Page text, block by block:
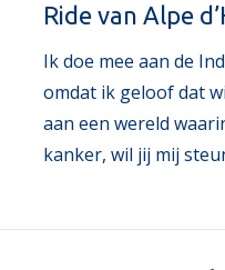
Ride van Alpe
Ik doe mee aan de
omdat ik geloof dat
aan een wereld
kanker, wil jij mij